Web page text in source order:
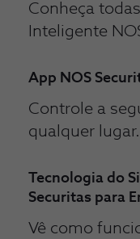
Conheça
Inteligente
App NOS
Controle a
qualquer lugar.
Tecnologia do
Securitas para
Vê como